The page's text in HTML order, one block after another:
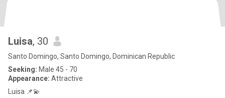
Luisa, 30
Santo Domingo, Santo Domingo, Dominican Republic
Seeking: Male 45 - 70
Appearance: Attractive
Luisa 📌💫